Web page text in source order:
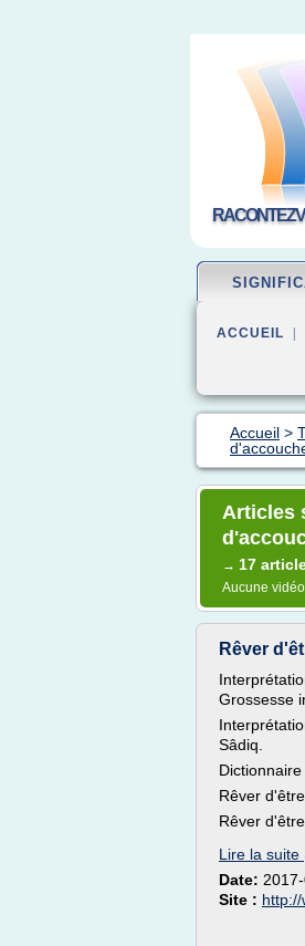
ACCUEIL |
Accueil >
Articles
→ 17
Aucune
Rêver
Grossesse
Sâdiq.
Rêver
Rêver
Lire la suite
Date:
Site :